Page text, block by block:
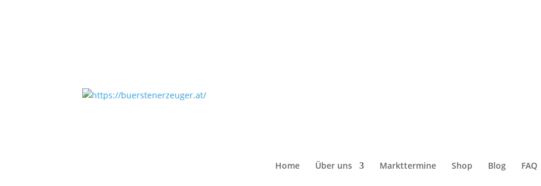
Home Über uns Markttermine Shop Blog FAQ
Start / Produkte verschlagwortet mit „Gehsteigbesen“
Gehsteigbesen